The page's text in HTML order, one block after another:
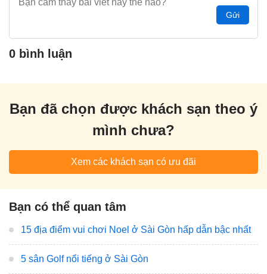
Gửi
0 bình luận
Bạn đã chọn được khách sạn theo ý
mình chưa?
Xem các khách sạn có ưu đãi
Bạn có thể quan tâm
15 địa điểm vui chơi Noel ở Sài Gòn hấp dẫn bậc nhất
5 sân Golf nổi tiếng ở Sài Gòn